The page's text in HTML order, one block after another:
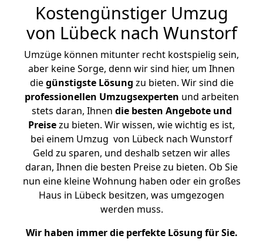
Kostengünstiger Umzug
von Lübeck nach Wunstorf
Umzüge können mitunter recht kostspielig sein,
aber keine Sorge, denn wir sind hier, um Ihnen
diegünstigste Lösung zu bieten. Wir sind die
professionellen Umzugsexperten und arbeiten
stets daran, Ihnen die besten Angebote und
Preisezu bieten. Wir wissen, wie wichtig es ist,
bei einem Umzug von Lübeck nach Wunstorf
Geld zu sparen, und deshalb setzen wir alles
daran, Ihnen die besten Preise zu bieten. Ob Sie
nun eine kleine Wohnung haben oder ein großes
Haus in Lübeck besitzen, was umgezogen
werden muss.
Wir haben immer die perfekte Lösung für Sie.